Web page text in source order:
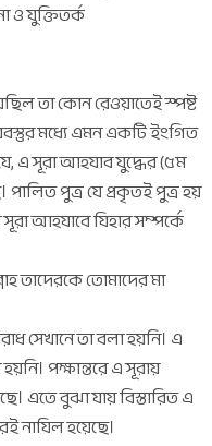
ও যুক্তিতর্ক
তা কোন রেওয়াতেই স্পষ্ট
মধ্যে এমন একটি ইংগিত
এ সূরা আহযাব যুদ্ধের (৫ম
পালিত পুত্র যে প্রকৃতই পুত্র হয়
আহযাবে যিহার সম্পর্কে
তাদেরকে তোমাদের মা
সেখানে তা বলা হয়নি। এ
পক্ষান্তরে এ সূরায়
এতে বুঝা যায় বিস্তারিত এ
নাযিল হয়েছে।